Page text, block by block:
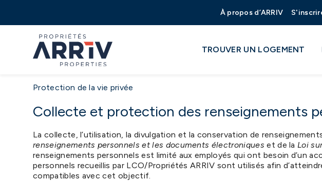
À propos d’ARRIV
TROUVER UN LOGEMENT
Protection de la vie privée
Collecte et protection des renseignements
La collecte, l’utilisation, la divulgation et la conservation de
renseignements personnels et les documents électroniques et de la Loi
renseignements personnels est limité aux employés qui ont besoin d’un
personnels recueillis par LCO/Propriétés ARRIV sont utilisés afin
compatibles avec cet objectif.